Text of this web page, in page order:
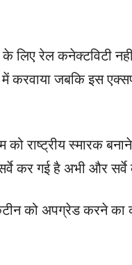
लिए रेल कनेक्टविटी
करवाया जबकि इस
को राष्ट्रीय स्मारक
कर गई है अभी और
को अपग्रेड करने का